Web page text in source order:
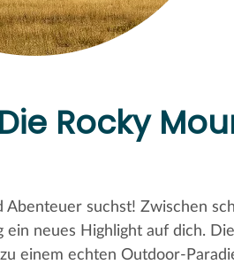
Rocky
suchst! Zwischen
neues Highlight auf dich.
einem echten Outdoor-